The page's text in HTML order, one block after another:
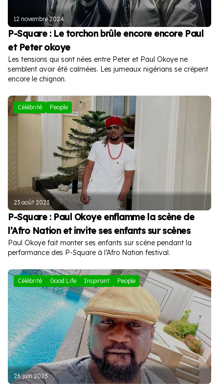
12 novembre 2024
P-Square : Le torchon brûle encore encore Paul
et Peter okoye
Les tensions qui sont nées entre Peter et Paul Okoye ne
semblent avoir été calmées. Les jumeaux nigérians se crêpent
encore le chignon.
Célébrité People
23 août 2023
P-Square : Paul Okoye enflamme la scène de
l’Afro Nation et invite ses enfants sur scènes
Paul Okoye fait monter ses enfants sur scène pendant la
performance des P-Square à l’Afro Nation festival.
Célébrité Good Life Inspirant People
26 juin 2023